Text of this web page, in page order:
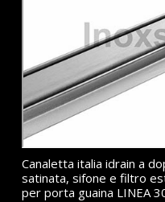
Canaletta italia idrain a
satinata, sifone e filtro
per porta guaina LINEA